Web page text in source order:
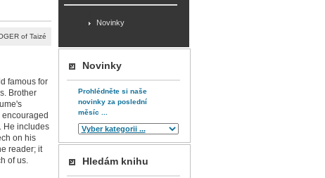
of Taizé
famous for
Brother
encouraged
He includes
on his
reader; it
of us.
Novinky
Novinky
Prohlédněte si naše
novinky za poslední
měsíc ...
Hledám knihu